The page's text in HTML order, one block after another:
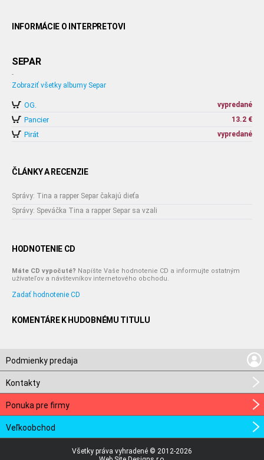
INFORMÁCIE O INTERPRETOVI
SEPAR
-
Zobraziť všetky albumy Separ
OG. vypredané
Pancier 13.2 €
Pirát vypredané
ČLÁNKY A RECENZIE
Správy: Tina a rapper Separ čakajú dieťa
Správy: Speváčka Tina a rapper Separ sa vzali
HODNOTENIE CD
Máte CD vypočuté? Napíšte Vaše hodnotenie CD a informujte ostatným
užívateľov a návštevníkov internetového obchodu.
Zadať hodnotenie CD
KOMENTÁRE K HUDOBNÉMU TITULU
Podmienky predaja
Kontakty
Ponuka pre firmy
Veľkoobchod
Všetky práva vyhradené © 2012-2026